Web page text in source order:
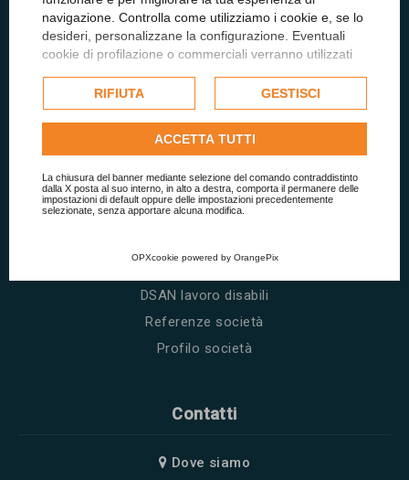
navigazione. Controlla come utilizziamo i cookie e, se lo
desideri, personalizzane la configurazione. Eventuali
cookie di profilazione o commerciali verranno utilizzati
dell'utente e, se consentito, potrebbero essere utilizzati
per personalizzare gli annunci pubblicitari. Per ulteriori
informazioni su come Google utilizza i dati raccolti,
politica sulla privacy di Google
Consulta l'informativa cookie completa.
RIFIUTA GESTISCI
ACCETTA TUTTI
La chiusura del banner mediante selezione del comando contraddistinto
dalla X posta al suo interno, in alto a destra, comporta il permanere delle
impostazioni di default oppure delle impostazioni precedentemente
selezionate, senza apportare alcuna modifica.
OPXcookie powered by OrangePix
Studio Sigaudo
DURC
Conto dedicato
DSAN lavoro disabili
Referenze società
Profilo società
Contatti
Dove siamo